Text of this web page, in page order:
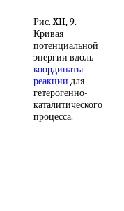
Рис. XII, 9.
Кривая
потенциальной
энергии вдоль
координаты
реакции для
гетерогенно-
каталитического
процесса.